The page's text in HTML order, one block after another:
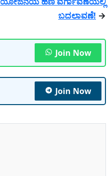
ಬದಲಾವಣೆ! →
Join Now
Join Now